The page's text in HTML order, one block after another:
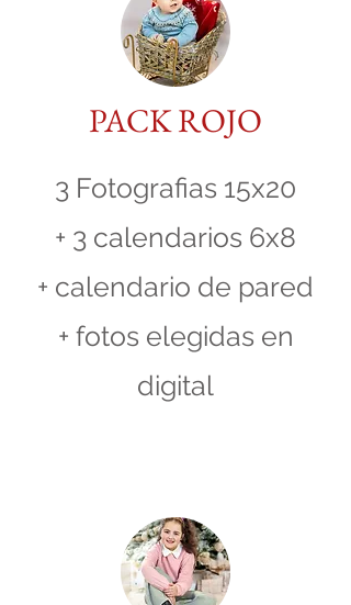
PACK ROJO
3 Fotografias 15x20
+ 3 calendarios 6x8
+ calendario de pared
+ fotos elegidas en
digital